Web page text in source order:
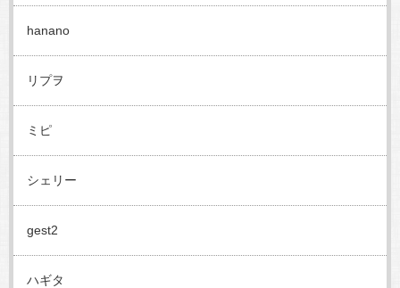
hanano
リプヲ
ミピ
シェリー
gest2
ハギタ